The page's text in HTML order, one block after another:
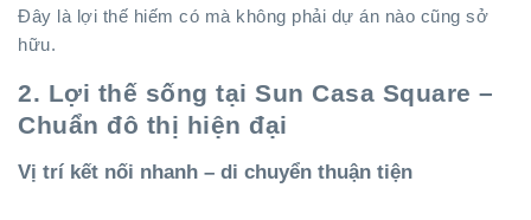
Đây là lợi thế hiếm có mà không phải dự án nào cũng sở
hữu.
2. Lợi thế sống tại Sun Casa Square –
Chuẩn đô thị hiện đại
Vị trí kết nối nhanh – di chuyển thuận tiện